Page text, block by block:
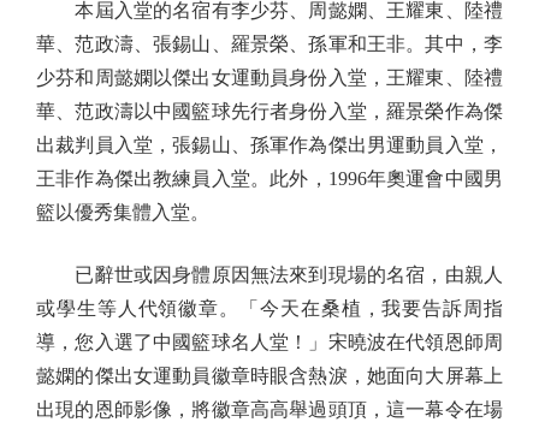
本屆入堂的名宿有李少芬、周懿嫻、王耀東、陸禮
華、范政濤、張錫山、羅景榮、孫軍和王非。其中，李
少芬和周懿嫻以傑出女運動員身份入堂，王耀東、陸禮
華、范政濤以中國籃球先行者身份入堂，羅景榮作為傑
出裁判員入堂，張錫山、孫軍作為傑出男運動員入堂，
王非作為傑出教練員入堂。此外，1996年奧運會中國男
籃以優秀集體入堂。
已辭世或因身體原因無法來到現場的名宿，由親人
或學生等人代領徽章。「今天在桑植，我要告訴周指
導，您入選了中國籃球名人堂！」宋曉波在代領恩師周
懿嫻的傑出女運動員徽章時眼含熱淚，她面向大屏幕上
出現的恩師影像，將徽章高高舉過頭頂，這一幕令在場